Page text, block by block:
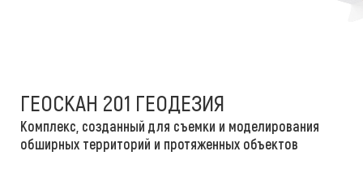
ГЕОСКАН 201 ГЕОДЕЗИЯ
Комплекс, созданный для съемки и моделирования
обширных территорий и протяженных объектов